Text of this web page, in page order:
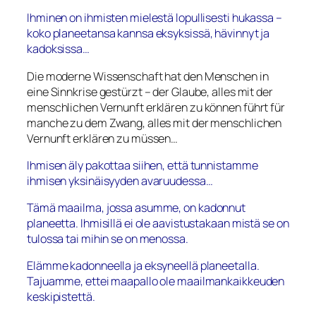
Ihminen on ihmisten mielestä lopullisesti hukassa –
koko planeetansa kannsa eksyksissä, hävinnyt ja
kadoksissa…
Die moderne Wissenschaft hat den Menschen in
eine Sinnkrise gestürzt – der Glaube, alles mit der
menschlichen Vernunft erklären zu können führt für
manche zu dem Zwang, alles mit der menschlichen
Vernunft erklären zu müssen…
Ihmisen äly pakottaa siihen, että tunnistamme
ihmisen yksinäisyyden avaruudessa…
Tämä maailma, jossa asumme, on kadonnut
planeetta. Ihmisillä ei ole aavistustakaan mistä se on
tulossa tai mihin se on menossa.
Elämme kadonneella ja eksyneellä planeetalla.
Tajuamme, ettei maapallo ole maailmankaikkeuden
keskipistettä.